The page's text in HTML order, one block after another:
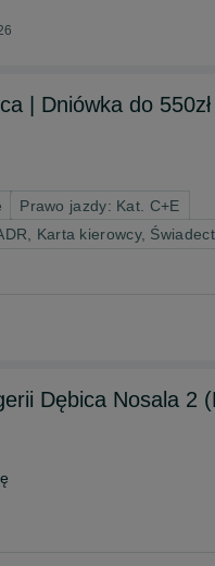
| Dniówka do 550zł
Prawo jazdy: Kat. C+E
Karta kierowcy,
Dębica Nosala 2